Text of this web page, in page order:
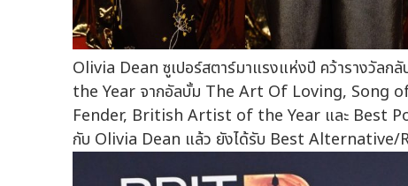
Olivia Dean ซูเปอร์สตาร์มาแรงแห่งปี คว้ารางวัล
the Year จากอัลบั้ม The Art Of Loving, Song
Fender, British Artist of the Year และ Best
กับ Olivia Dean แล้ว ยังได้รับ Best Alternative/